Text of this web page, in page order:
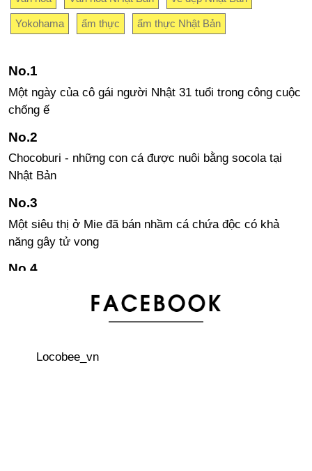
Yokohama ẩm thực ẩm thực Nhật Bản
Một ngày của cô gái người Nhật 31 tuổi trong công cuộc
chống ế
Chocoburi - những con cá được nuôi bằng socola tại
Nhật Bản
Một siêu thị ở Mie đã bán nhầm cá chứa độc có khả
năng gây tử vong
Locobee_vn